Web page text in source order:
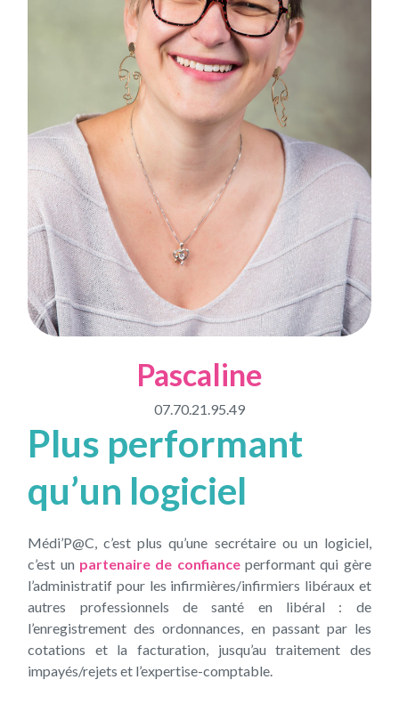
Pascaline
07.70.21.95.49
Plus performant
qu’un logiciel
Médi’P@C, c’est plus qu’une secrétaire ou un logiciel,
c’est un partenaire de confianceperformant qui gère
l’administratif pour les infirmières/infirmiers libéraux et
autres professionnels de santé en libéral : de
l’enregistrement des ordonnances, en passant par les
cotations et la facturation, jusqu’au traitement des
impayés/rejets et l’expertise-comptable.